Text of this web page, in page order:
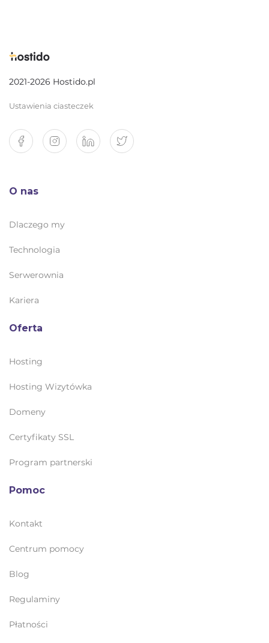
2021-2026 Hostido.pl
Ustawienia ciasteczek
O nas
Dlaczego my
Technologia
Serwerownia
Kariera
Oferta
Hosting
Hosting Wizytówka
Domeny
Certyfikaty SSL
Program partnerski
Pomoc
Kontakt
Centrum pomocy
Blog
Regulaminy
Płatności